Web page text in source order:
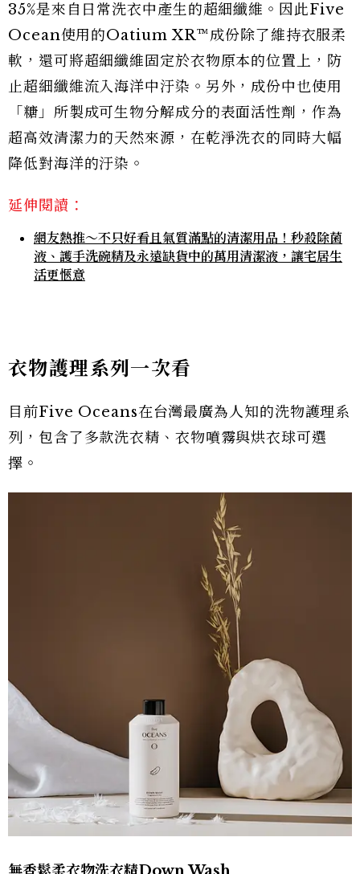
35%是來自日常洗衣中產生的超細纖維。因此Five
Ocean使用的Oatium XR™成份除了維持衣服柔
軟，還可將超細纖維固定於衣物原本的位置上，防
止超細纖維流入海洋中汙染。另外，成份中也使用
「糖」所製成可生物分解成分的表面活性劑，作為
超高效清潔力的天然來源，在乾淨洗衣的同時大幅
降低對海洋的汙染。
延伸閱讀：
網友熱推～不只好看且氣質滿點的清潔用品！秒殺除菌
液、護手洗碗精及永遠缺貨中的萬用清潔液，讓宅居生
活更愜意
衣物護理系列一次看
目前Five Oceans在台灣最廣為人知的洗物護理系
列，包含了多款洗衣精、衣物噴霧與烘衣球可選
擇。